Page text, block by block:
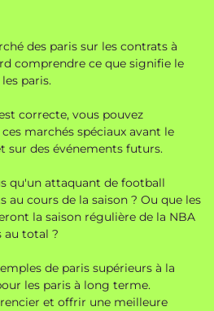
des paris sur les contrats à
comprendre ce que signifie le
paris.
correcte, vous pouvez
marchés spéciaux avant le
sur des événements futurs.
qu'un attaquant de football
au cours de la saison ? Ou que les
la saison régulière de la NBA
au total ?
de paris supérieurs à la
les paris à long terme.
et offrir une meilleure